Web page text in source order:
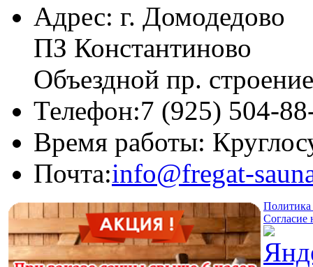
Адрес: г. Домодедово
ПЗ Константиново
Объездной пр.
Телефон:7 (925) 504-
Время работы:
Почта:info@fregat-
Согласие